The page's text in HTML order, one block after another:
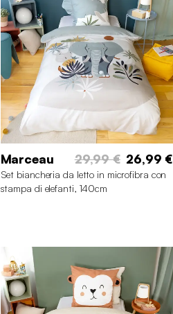
Marceau 29,99 € 26,99 €
Set biancheria da letto in microfibra con
stampa di elefanti, 140cm